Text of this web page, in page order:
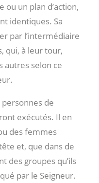
ou un plan d’action,
identiques. Sa
par l’intermédiaire
qui, à leur tour,
autres selon ce
de
exécutés. Il en
des femmes
et, que dans de
des groupes qu’ils
par le Seigneur.